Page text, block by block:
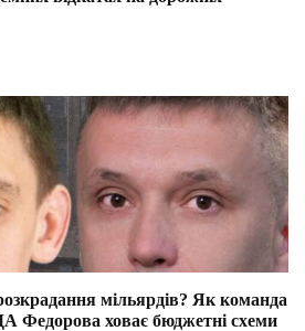
мільярдів? Як команда
Федорова ховає бюджетні схеми